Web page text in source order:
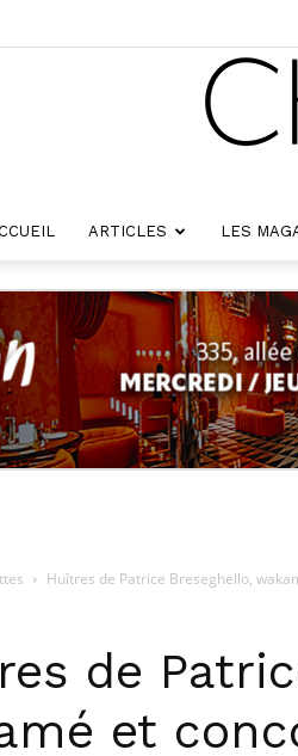
ARTICLES LES
Huîtres de Patrice Breseghello,
de
et